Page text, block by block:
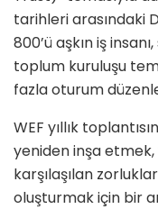
tarihleri arasındaki
800’ü aşkın iş
toplum kuruluşu
fazla oturum
WEF yıllık
yeniden inşa
karşılaşılan
oluşturmak için bir